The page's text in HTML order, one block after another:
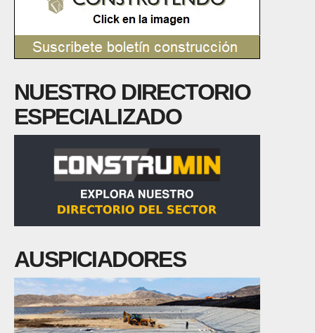
NUESTRO DIRECTORIO
ESPECIALIZADO
AUSPICIADORES